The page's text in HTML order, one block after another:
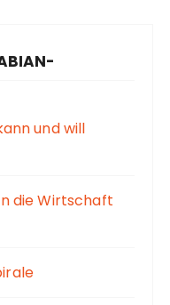
und will
die Wirtschaft